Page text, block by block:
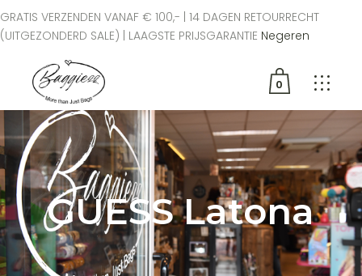
GRATIS VERZENDEN VANAF € 100,- | 14 DAGEN RETOURRECHT
(UITGEZONDERD SALE) | LAAGSTE PRIJSGARANTIE Negeren
0
Geen producten in de
winkelwagen.
GUESS Latona